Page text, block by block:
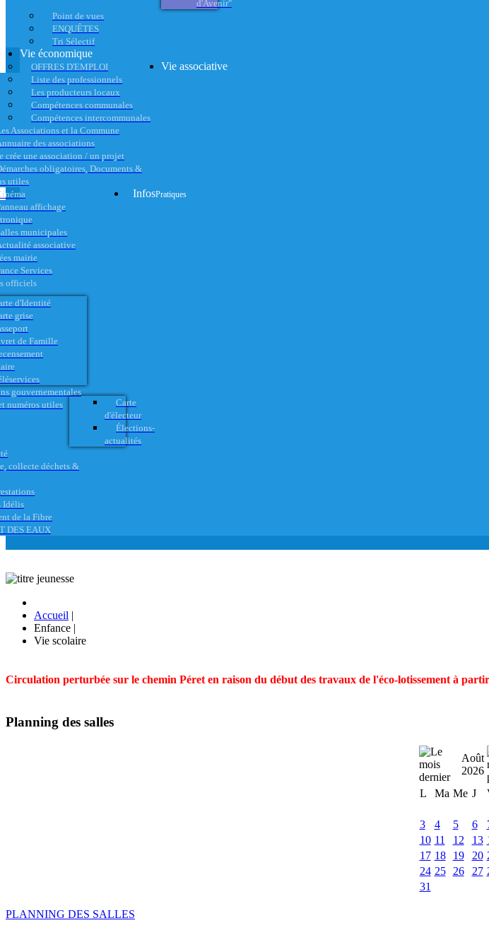
d'Avenir"
Point de vues
ENQUÊTES
Tri Sélectif
Vie économique
OFFRES D'EMPLOI
Liste des professionnels
Les producteurs locaux
Compétences communales
Compétences intercommunales
Vie associative
Associations et la Commune
des associations
crée une association / un projet
obligatoires, Documents &
utiles
affichage
municipales
associative
InfosPratiques
mairie
Services
officiels
d'Identité
grise
de Famille
gouvernementales
numéros utiles
Carte
d'électeur
Élections-
actualités
collecte déchets &
Idélis
de la Fibre
DES EAUX
Accueil |
Enfance |
Vie scolaire
Circulation perturbée sur le chemin Péret en raison du début des travaux de l'éco-lotissement à
Planning des salles
Août
2026
L
Ma Me J
3
4 5 6
10 11 12 13
17 18 19 20
24 25 26 27
31
PLANNING DES SALLES